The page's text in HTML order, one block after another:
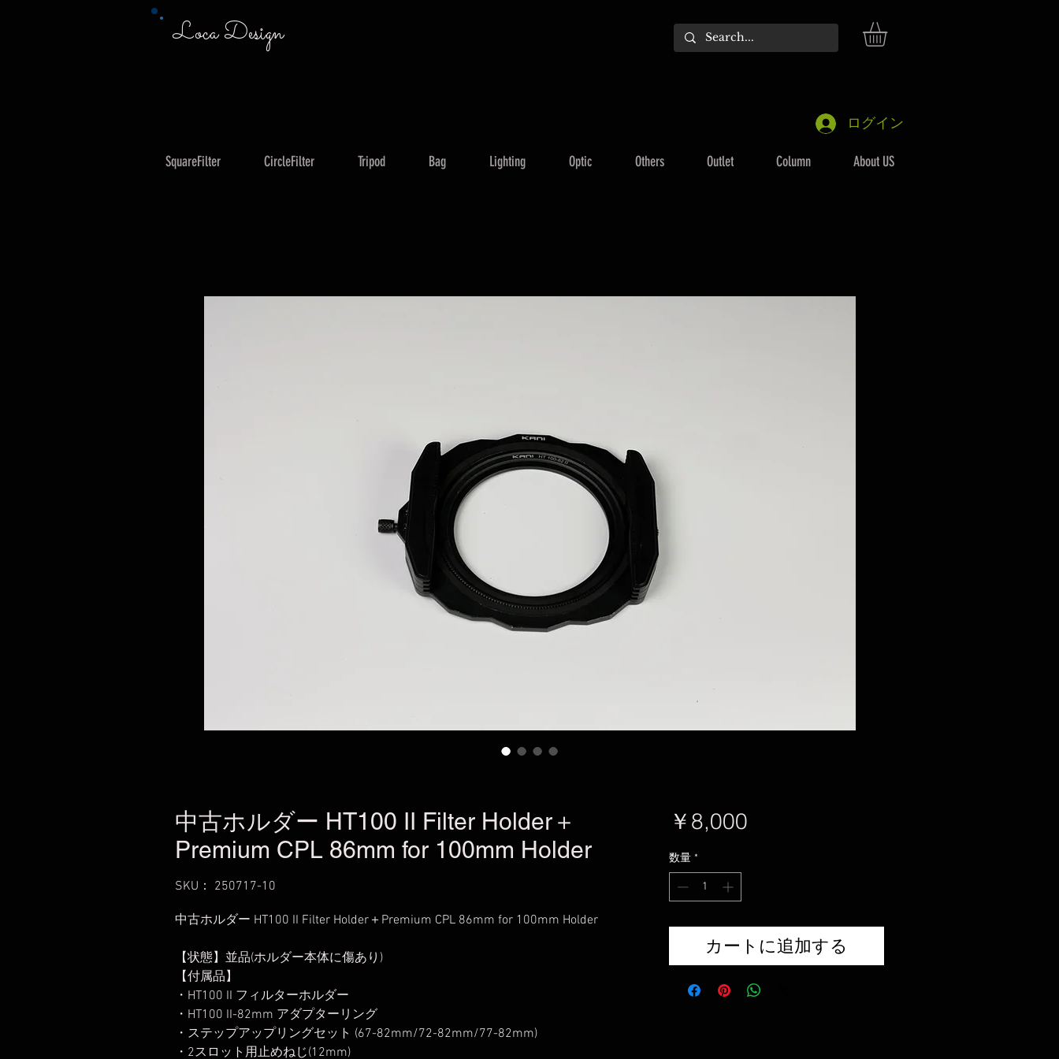
Loca Design
ログイン
SquareFilter CircleFilter Tripod Bag Lighting Optic Others Outlet Column About US
中古ホルダー HT100 II Filter Holder＋
Premium CPL 86mm for 100mm Holder
SKU： 250717-10
中古ホルダー HT100 II Filter Holder＋Premium CPL 86mm for 100mm Holder
【状態】並品(ホルダー本体に傷あり)
【付属品】
・HT100 II フィルターホルダー
・HT100 II-82mm アダプターリング
・ステップアップリングセット (67-82mm/72-82mm/77-82mm)
・2スロット用止めねじ(12mm)
￥8,000価
数量 *
カートに追加する